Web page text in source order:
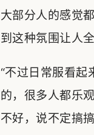
大部分人的感觉
到这种氛围让人
“不过日常服看起
的，很多人都乐
不好，说不定搞